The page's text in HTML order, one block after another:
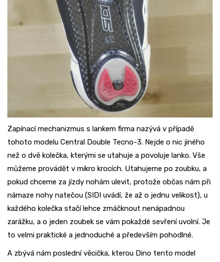
Zapínací mechanizmus s lankem firma nazývá v případě
tohoto modelu Central Double Tecno-3. Nejde o nic jiného
než o dvě kolečka, kterými se utahuje a povoluje lanko. Vše
můžeme provádět v mikro krocích. Utahujeme po zoubku, a
pokud chceme za jízdy nohám ulevit, protože občas nám při
námaze nohy natečou (SIDI uvádí, že až o jednu velikost), u
každého kolečka stačí lehce zmáčknout nenápadnou
zarážku, a o jeden zoubek se vám pokaždé sevření uvolní. Je
to velmi praktické a jednoduché a především pohodlné.
A zbývá nám poslední věcička, kterou Dino tento model